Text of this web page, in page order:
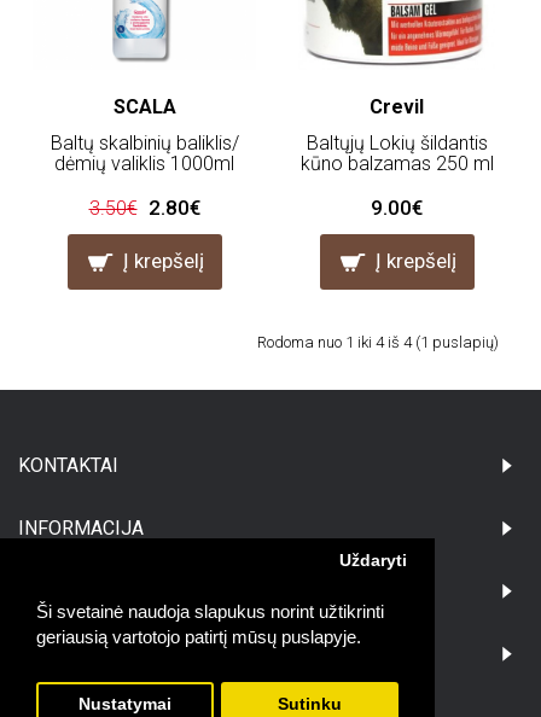
Ši svetainė naudoja slapukus norint užtikrinti
geriausią vartotojo patirtį mūsų puslapyje.
Uždaryti
Nustatymai Sutinku
SCALA
Baltų skalbinių baliklis/
dėmių valiklis 1000ml
3.50€ 2.80€
Į krepšelį
Crevil
Baltųjų Lokių šildantis
kūno balzamas 250 ml
9.00€
Į krepšelį
Rodoma nuo 1 iki 4 iš 4 (1 puslapių)
KONTAKTAI
INFORMACIJA
DARBO LAIKAS: